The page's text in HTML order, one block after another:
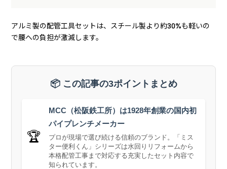
アルミ製の配管工具セットは、スチール製より約30%も軽いの
で腰への負担が激減します。
📦 この記事の3ポイントまとめ
🏆
MCC（松阪鉄工所）は1928年創業の国内初
パイプレンチメーカー
プロが現場で選び続ける信頼のブランド。「ミス
ター便利くん」シリーズは水回りリフォームから
本格配管工事まで対応する充実したセット内容で
知られています。